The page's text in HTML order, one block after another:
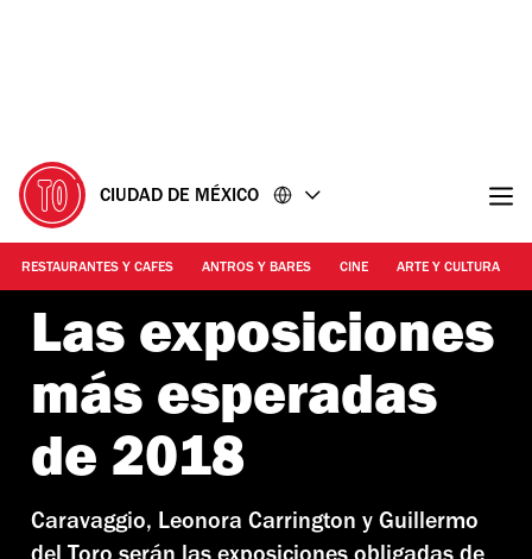
CIUDAD DE MÉXICO
RESTAURANTES Y CAFES ANTROS Y BARES CINE ARTE Y CULTURA
Las exposiciones
más esperadas
de 2018
Caravaggio, Leonora Carrington y Guillermo